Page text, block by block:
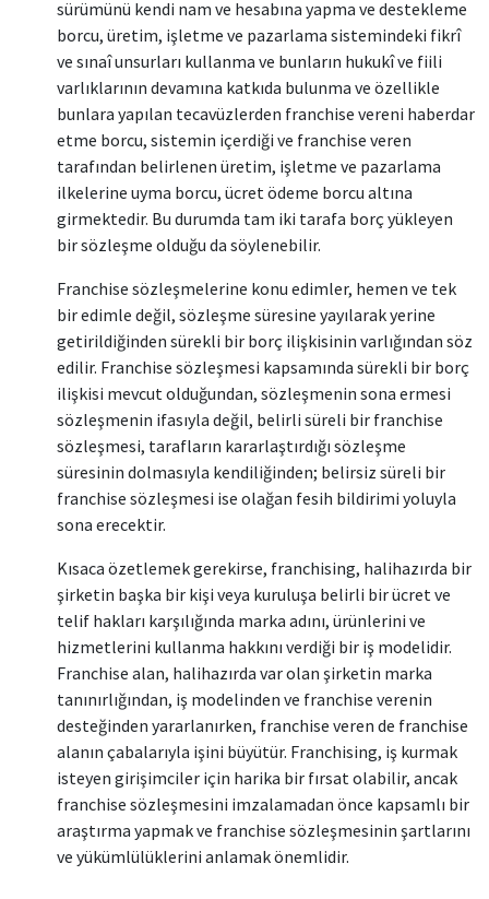
sürümünü kendi nam ve hesabına yapma ve destekleme
borcu, üretim, işletme ve pazarlama sistemindeki fikrî
ve sınaî unsurları kullanma ve bunların hukukî ve fiili
varlıklarının devamına katkıda bulunma ve özellikle
bunlara yapılan tecavüzlerden franchise vereni haberdar
etme borcu, sistemin içerdiği ve franchise veren
tarafından belirlenen üretim, işletme ve pazarlama
ilkelerine uyma borcu, ücret ödeme borcu altına
girmektedir. Bu durumda tam iki tarafa borç yükleyen
bir sözleşme olduğu da söylenebilir.
Franchise sözleşmelerine konu edimler, hemen ve tek
bir edimle değil, sözleşme süresine yayılarak yerine
getirildiğinden sürekli bir borç ilişkisinin varlığından söz
edilir. Franchise sözleşmesi kapsamında sürekli bir borç
ilişkisi mevcut olduğundan, sözleşmenin sona ermesi
sözleşmenin ifasıyla değil, belirli süreli bir franchise
sözleşmesi, tarafların kararlaştırdığı sözleşme
süresinin dolmasıyla kendiliğinden; belirsiz süreli bir
franchise sözleşmesi ise olağan fesih bildirimi yoluyla
sona erecektir.
Kısaca özetlemek gerekirse, franchising, halihazırda bir
şirketin başka bir kişi veya kuruluşa belirli bir ücret ve
telif hakları karşılığında marka adını, ürünlerini ve
hizmetlerini kullanma hakkını verdiği bir iş modelidir.
Franchise alan, halihazırda var olan şirketin marka
tanınırlığından, iş modelinden ve franchise verenin
desteğinden yararlanırken, franchise veren de franchise
alanın çabalarıyla işini büyütür. Franchising, iş kurmak
isteyen girişimciler için harika bir fırsat olabilir, ancak
franchise sözleşmesini imzalamadan önce kapsamlı bir
araştırma yapmak ve franchise sözleşmesinin şartlarını
ve yükümlülüklerini anlamak önemlidir.